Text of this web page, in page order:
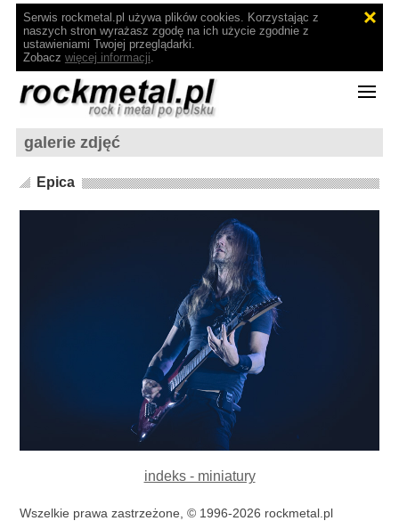
Serwis rockmetal.pl używa plików cookies. Korzystając z
naszych stron wyrażasz zgodę na ich użycie zgodnie z
ustawieniami Twojej przeglądarki.
Zobacz więcej informacji.
galerie zdjęć
Epica
indeks - miniatury
Wszelkie prawa zastrzeżone, © 1996-2026 rockmetal.pl